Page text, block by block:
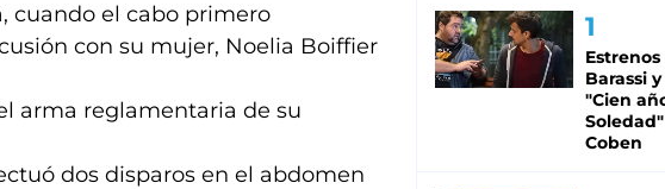
cuando el cabo primero
con su mujer, Noelia Boiffier
arma reglamentaria de su
dos disparos en el abdomen
Estrenos
Barassi
"Cien
Coben